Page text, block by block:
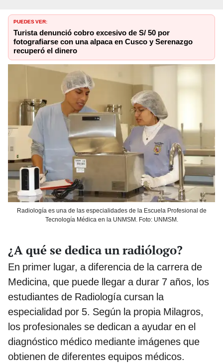
PUEDES VER:
Turista denunció cobro excesivo de S/ 50 por
fotografiarse con una alpaca en Cusco y Serenazgo
recuperó el dinero
Radiología es una de las especialidades de la Escuela Profesional de
Tecnología Médica en la UNMSM. Foto: UNMSM.
¿A qué se dedica un radiólogo?
En primer lugar, a diferencia de la carrera de
Medicina, que puede llegar a durar 7 años, los
estudiantes de Radiología cursan la
especialidad por 5. Según la propia Milagros,
los profesionales se dedican a ayudar en el
diagnóstico médico mediante imágenes que
obtienen de diferentes equipos médicos.